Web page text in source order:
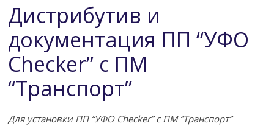
Дистрибутив и
документация ПП “УФО
Checker” с ПМ
“Транспорт”
Для установки ПП “УФО Checker” с ПМ “Транспорт”